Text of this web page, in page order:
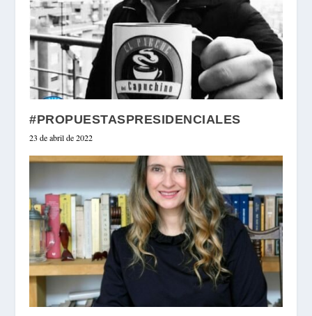
#PROPUESTASPRESIDENCIALES
23 de abril de 2022